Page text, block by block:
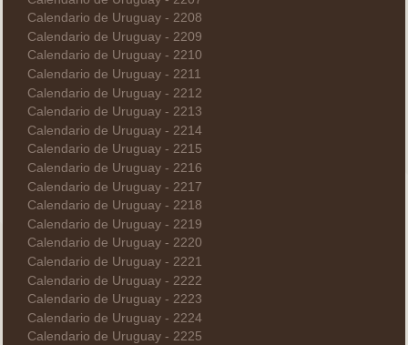
Calendario de Uruguay - 2208
Calendario de Uruguay - 2209
Calendario de Uruguay - 2210
Calendario de Uruguay - 2211
Calendario de Uruguay - 2212
Calendario de Uruguay - 2213
Calendario de Uruguay - 2214
Calendario de Uruguay - 2215
Calendario de Uruguay - 2216
Calendario de Uruguay - 2217
Calendario de Uruguay - 2218
Calendario de Uruguay - 2219
Calendario de Uruguay - 2220
Calendario de Uruguay - 2221
Calendario de Uruguay - 2222
Calendario de Uruguay - 2223
Calendario de Uruguay - 2224
Calendario de Uruguay - 2225